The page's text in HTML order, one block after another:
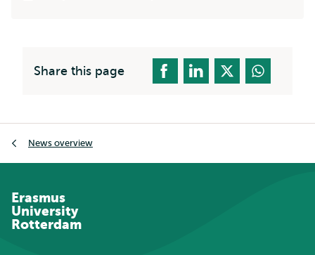
Share this page
News overview
Erasmus
University
Rotterdam